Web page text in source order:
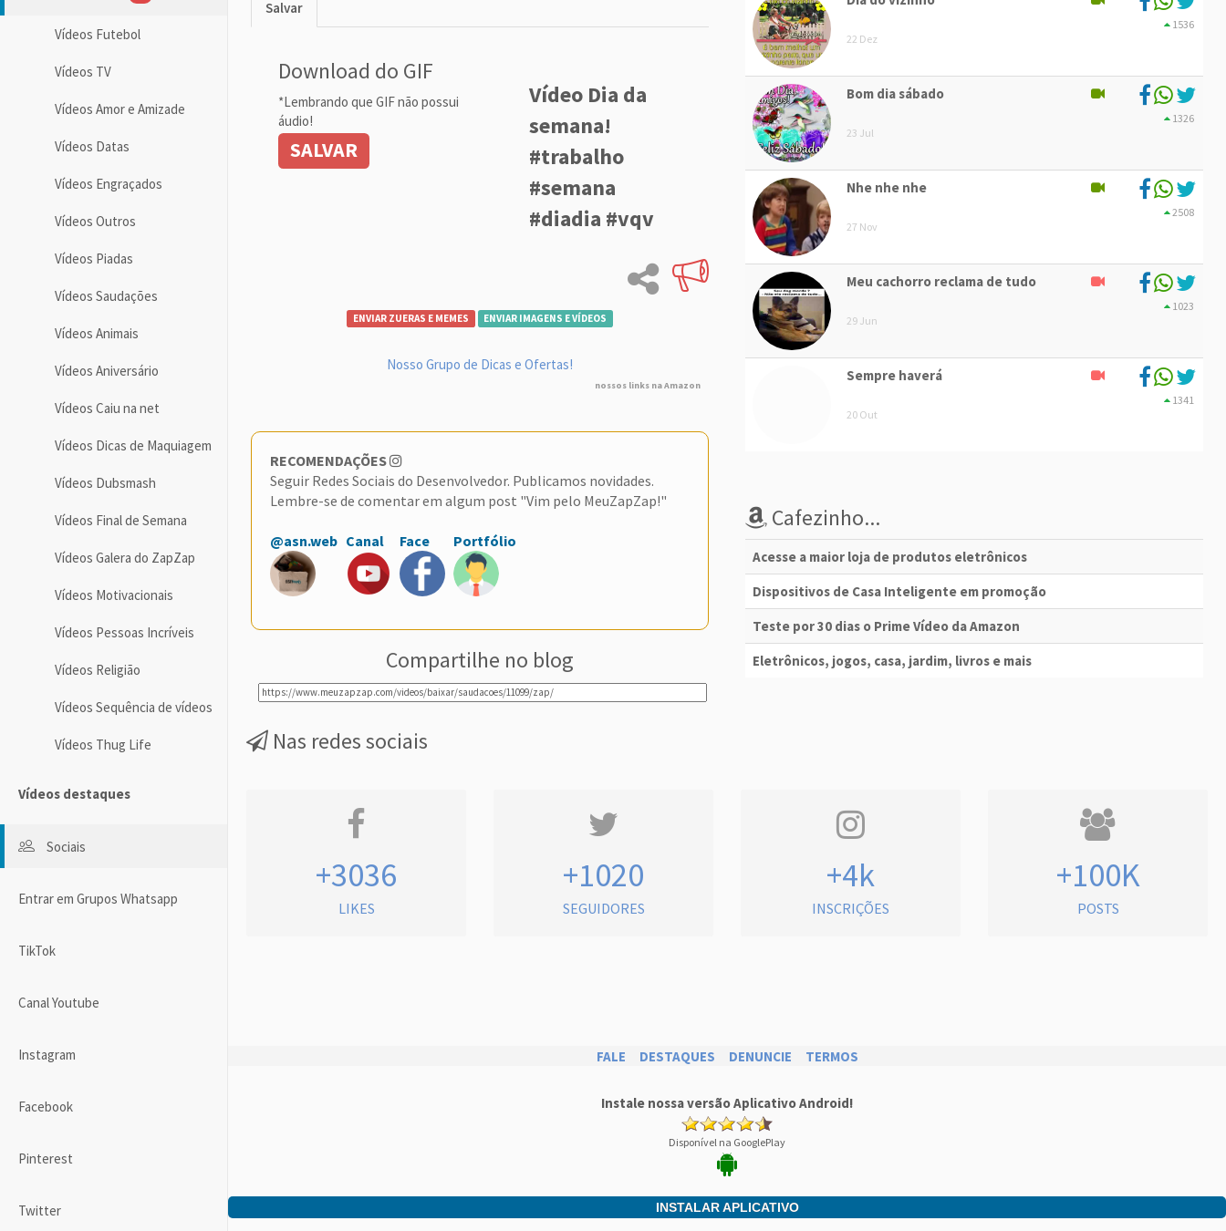
Vídeos Futebol
Vídeos TV
Vídeos Amor e Amizade
Vídeos Datas
Vídeos Engraçados
Vídeos Outros
Vídeos Piadas
Vídeos Saudações
Vídeos Animais
Vídeos Aniversário
Vídeos Caiu na net
Vídeos Dicas de Maquiagem
Vídeos Dubsmash
Vídeos Final de Semana
Vídeos Galera do ZapZap
Vídeos Motivacionais
Vídeos Pessoas Incríveis
Vídeos Religião
Vídeos Sequência de vídeos
Vídeos Thug Life
Vídeos destaques
Sociais
Entrar em Grupos Whatsapp
TikTok
Canal Youtube
Instagram
Facebook
Pinterest
Twitter
Salvar
Download do GIF
*Lembrando que GIF não possui
áudio!
SALVAR
Vídeo Dia da
semana!
#trabalho
#semana
#diadia #vqv
ENVIAR ZUERAS E MEMES ENVIAR IMAGENS E VÍDEOS
Nosso Grupo de Dicas e Ofertas!
nossos links na Amazon
RECOMENDAÇÕES
Seguir Redes Sociais do Desenvolvedor. Publicamos novidades.
Lembre-se de comentar em algum post "Vim pelo MeuZapZap!"
@asn.web Canal Face Portfólio
Compartilhe no blog
22 Dez
1536
Bom dia sábado
23 Jul
1326
Nhe nhe nhe
27 Nov
2508
Meu cachorro reclama de tudo
29 Jun
1023
Sempre haverá
20 Out
1341
Cafezinho...
Acesse a maior loja de produtos eletrônicos
Dispositivos de Casa Inteligente em promoção
Teste por 30 dias o Prime Vídeo da Amazon
Eletrônicos, jogos, casa, jardim, livros e mais
Nas redes sociais
+3036
LIKES
+1020
SEGUIDORES
+4k
INSCRIÇÕES
+100K
POSTS
FALE DESTAQUES DENUNCIE TERMOS
Instale nossa versão Aplicativo Android!
Disponível na GooglePlay
INSTALAR APLICATIVO